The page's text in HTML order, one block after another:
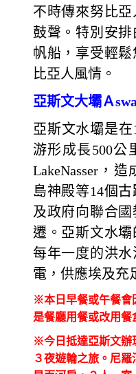
不時傳來努比
鼓聲。特別安
帆船，享受輕
比亞人風情。
亞斯文大壩Ａ
亞斯文水壩是
游形成長500公
LakeNasser，
島神殿等14個
及政府向聯合
遷。亞斯文水
每年一度的洪
電，供應埃及充
※本日早餐或午餐會
是餐廳用餐或改用餐
※今日抵達亞斯文辦
３夜遊輪之旅。尼